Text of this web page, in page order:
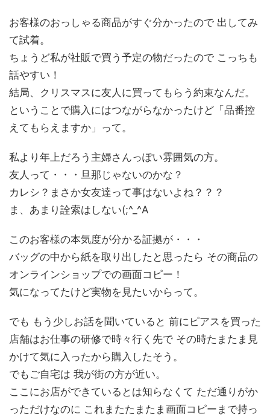
お客様のおっしゃる商品がすぐ分かったので 出してみ
て試着。
ちょうど私が社販で買う予定の物だったので こっちも
話やすい！
結局、クリスマスに友人に買ってもらう約束なんだ。
ということで購入にはつながらなかったけど「品番控
えてもらえますか」って。
私より年上だろう主婦さんっぽい雰囲気の方。
友人って・・・旦那じゃないのかな？
カレシ？まさか女友達って事はないよね？？？
ま、あまり詮索はしない(;^_^A
このお客様の本気度が分かる証拠が・・・
バッグの中から紙を取り出したと思ったら その商品の
オンラインショップでの画面コピー！
気になってたけど実物を見たいからって。
でも もう少しお話を聞いていると 前にピアスを買った
店舗はお仕事の研修で時々行く先で その時たまたま見
かけて気に入ったから購入したそう。
でもご自宅は 我が街の方が近い。
ここにお店ができているとは知らなくて ただ通りがか
っただけなのに これまたたまたま画面コピーまで持っ